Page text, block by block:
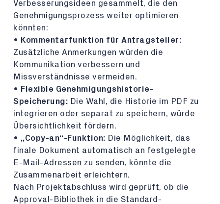
Verbesserungsideen gesammelt, die den
Genehmigungsprozess weiter optimieren
könnten:
• Kommentarfunktion für Antragsteller:
Zusätzliche Anmerkungen würden die
Kommunikation verbessern und
Missverständnisse vermeiden.
• Flexible Genehmigungshistorie-
Speicherung: Die Wahl, die Historie im PDF zu
integrieren oder separat zu speichern, würde
Übersichtlichkeit fördern.
• „Copy-an“-Funktion: Die Möglichkeit, das
finale Dokument automatisch an festgelegte
E-Mail-Adressen zu senden, könnte die
Zusammenarbeit erleichtern.
Nach Projektabschluss wird geprüft, ob die
Approval-Bibliothek in die Standard-